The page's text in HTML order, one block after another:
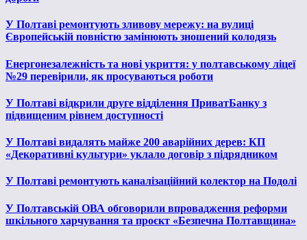
У Полтаві ремонтують зливову мережу: на вулиці
Європейській повністю замінюють зношений колодязь
Енергонезалежність та нові укриття: у полтавському ліцеї
№29 перевірили, як просуваються роботи
У Полтаві відкрили друге відділення ПриватБанку з
підвищеним рівнем доступності
У Полтаві видалять майже 200 аварійних дерев: КП
«Декоративні культури» уклало договір з підрядником
У Полтаві ремонтують каналізаційний колектор на Подолі
У Полтавській ОВА обговорили впровадження реформи
шкільного харчування та проєкт «Безпечна Полтавщина»